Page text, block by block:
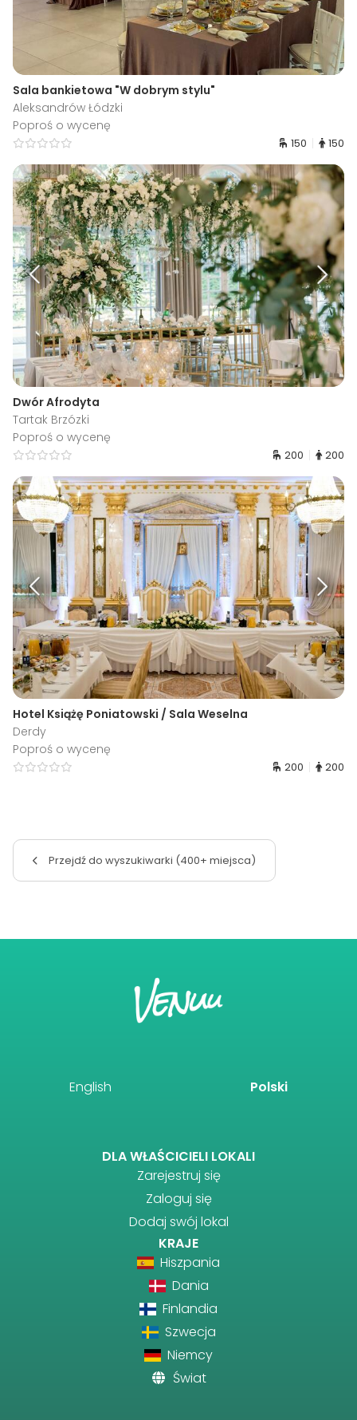
Sala bankietowa "W dobrym stylu"
Aleksandrów Łódzki
Poproś o wycenę
150 150
Dwór Afrodyta
Tartak Brzózki
Poproś o wycenę
200 200
Hotel Książę Poniatowski / Sala Weselna
Derdy
Poproś o wycenę
200 200
Przejdź do wyszukiwarki (400+ miejsca)
English Polski
DLA WŁAŚCICIELI LOKALI
Zarejestruj się
Zaloguj się
Dodaj swój lokal
KRAJE
Hiszpania
Dania
Finlandia
Szwecja
Niemcy
Świat